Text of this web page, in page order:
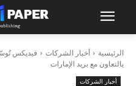
الرئيسية أخبار الشركات
فيديكس
بالتعاون مع بريد الإمارات
أخبار الشركات